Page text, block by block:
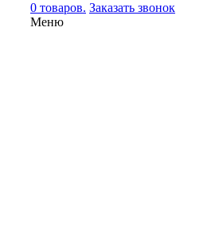
0 товаров. Заказать звонок
Меню